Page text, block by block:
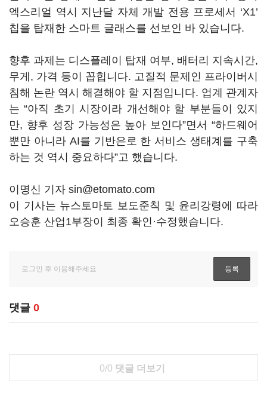
엑스리얼 역시 지난달 자체 개발 전용 프로세서 ‘X1’
칩을 탑재한 스마트 글래스를 선보인 바 있습니다.
향후 과제는 디스플레이 탑재 여부, 배터리 지속시간,
무게, 가격 등이 꼽힙니다. 고질적 문제인 프라이버시
침해 논란 역시 해결해야 할 지점입니다. 업계 관계자
는 “아직 초기 시장이라 개선해야 할 부분들이 있지
만, 향후 성장 가능성은 높아 보인다”면서 “하드웨어
뿐만 아니라 AI를 기반은로 한 서비스 생태계를 구축
하는 것 역시 중요하다”고 했습니다.
이명신 기자 sin@etomato.com
이 기사는 뉴스토마토 보도준칙 및 윤리강령에 따라
오승훈 산업1부장이 최종 확인·수정했습니다.
댓글 0
0/0 댓글 더보기